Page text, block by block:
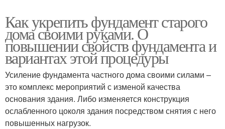
Как укрепить фундамент старого
дома своими руками. О
повышении свойств фундамента и
вариантах этой процедуры
Усиление фундамента частного дома своими силами –
это комплекс мероприятий с изменой качества
основания здания. Либо изменяется конструкция
ослабленного цоколя здания посредством снятия с него
повышенных нагрузок.